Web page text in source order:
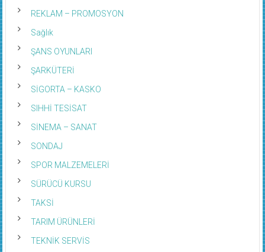
REKLAM – PROMOSYON
Sağlık
ŞANS OYUNLARI
ŞARKÜTERİ
SİGORTA – KASKO
SIHHİ TESİSAT
SİNEMA – SANAT
SONDAJ
SPOR MALZEMELERİ
SÜRÜCÜ KURSU
TAKSİ
TARIM ÜRÜNLERİ
TEKNİK SERVİS